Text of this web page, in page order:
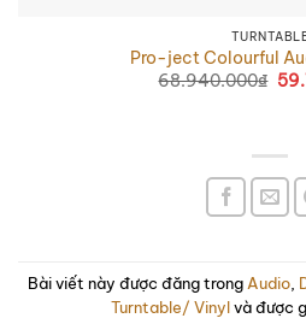
Pro-ject Colourful
68.940.000₫ Giá
Bài viết này được đăng trong Audio
Turntable/ Vinylvà được